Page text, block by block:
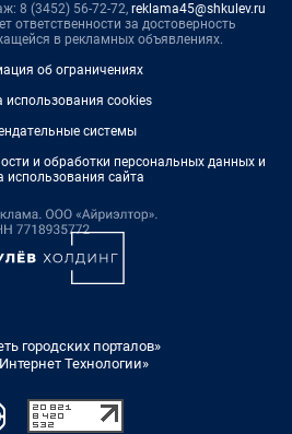
8 (3452) 56-72-72, reklama45@shkulev.ru
ответственности за достоверность
в рекламных объявлениях.
об ограничениях
использования cookies
системы
и обработки персональных данных и
использования сайта
городских порталов»
Технологии»